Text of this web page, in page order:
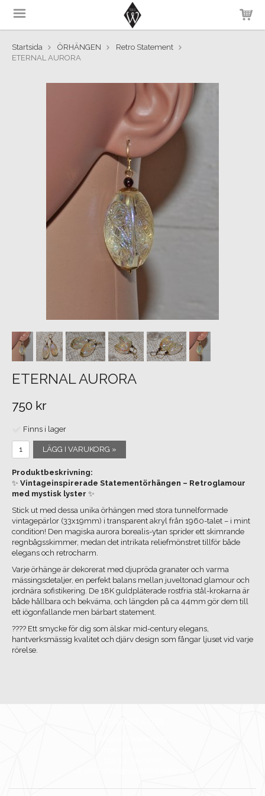
Startsida ÖRHÄNGEN
Retro Statement
ETERNAL AURORA
ETERNAL AURORA
750 kr
Finns i lager
LÄGG I VARUKORG »
Produktbeskrivning:
✨ Vintageinspirerade Statementörhängen – Retroglamour
med mystisk lyster ✨
Stick ut med dessa unika örhängen med stora tunnelformade
vintagepärlor (33x19mm) i transparent akryl från 1960-talet – i mint
condition! Den magiska aurora borealis-ytan sprider ett skimrande
regnbågsskimmer, medan det intrikata reliefmönstret tillför både
elegans och retrocharm.
Varje örhänge är dekorerat med djupröda granater och varma
mässingsdetaljer, en perfekt balans mellan juveltonad glamour och
jordnära sofistikering. De 18K guldpläterade rostfria stål-krokarna är
både hållbara och bekväma, och längden på ca 44mm gör dem till
ett iögonfallande men bärbart statement.
???? Ett smycke för dig som älskar mid-century elegans,
hantverksmässig kvalitet och djärv design som fångar ljuset vid varje
rörelse.